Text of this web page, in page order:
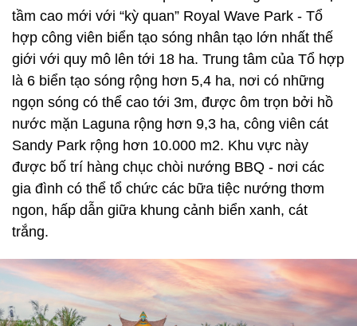
tầm cao mới với “kỳ quan” Royal Wave Park - Tổ
hợp công viên biển tạo sóng nhân tạo lớn nhất thế
giới với quy mô lên tới 18 ha. Trung tâm của Tổ hợp
là 6 biển tạo sóng rộng hơn 5,4 ha, nơi có những
ngọn sóng có thể cao tới 3m, được ôm trọn bởi hồ
nước mặn Laguna rộng hơn 9,3 ha, công viên cát
Sandy Park rộng hơn 10.000 m2. Khu vực này
được bố trí hàng chục chòi nướng BBQ - nơi các
gia đình có thể tổ chức các bữa tiệc nướng thơm
ngon, hấp dẫn giữa khung cảnh biển xanh, cát
trắng.